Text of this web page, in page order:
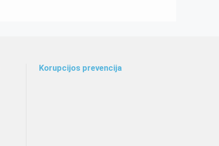
Korupcijos prevencija